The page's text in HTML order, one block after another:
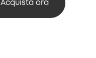
Acquista ora